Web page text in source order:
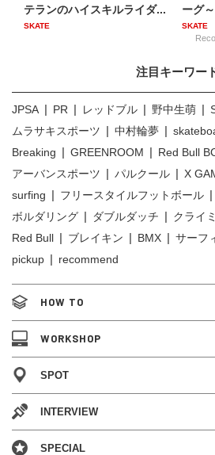
テランのハイスキルライダ...
SKATE
ーグ～
SKATE
注目キーワー
JPSA PR レッドブル 野中生萌
ムラサキスポーツ
中村輪夢
Breaking
GREENROOM
Red Bull
アーバンスポーツ
パルクール X
surfing
フリースタイルフットボール
ボルダリング
ダブルダッチ クライ
Red Bull
ブレイキン BMX サーフ
pickup
recommend
HOW TO
WORKSHOP
SPOT
INTERVIEW
SPECIAL